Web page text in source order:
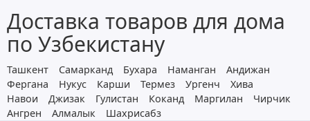
Доставка товаров для дома
по Узбекистану
Ташкент Самарканд Бухара Наманган
Андижан
Фергана
Нукус Карши Термез Ургенч
Хива
Навои
Джизак Гулистан Коканд Маргилан
Чирчик
Ангрен
Алмалык Шахрисабз